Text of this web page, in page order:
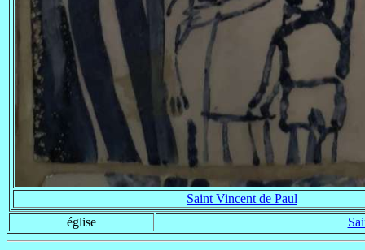
Saint Vincent de Paul
église